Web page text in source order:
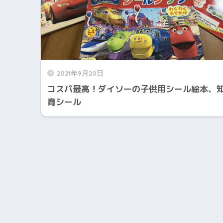
2021年9月20日
コスパ最高！ダイソーの子供用シール絵本、
育シール